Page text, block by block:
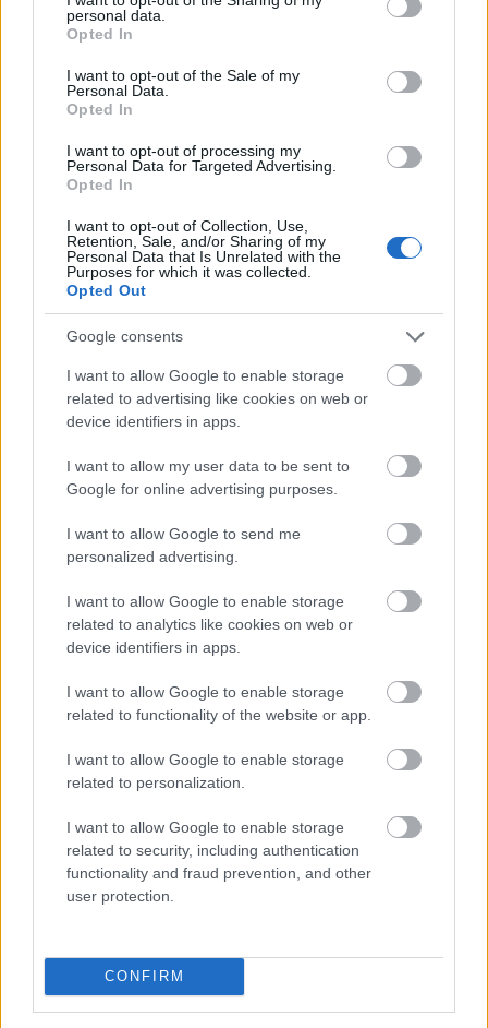
grant or deny consent to Google and its third-party tags to
use your data for below specified purposes in below Google
consent section.
personal data.
Opted In
I want to opt-out of the Sale of my
Personal Data.
Opted In
I want to opt-out of processing my
Personal Data for Targeted Advertising.
Opted In
I want to opt-out of Collection, Use,
Retention, Sale, and/or Sharing of my
Personal Data that Is Unrelated with the
Purposes for which it was collected.
Opted Out
Google consents
I want to allow Google to enable storage
related to advertising like cookies on web or
device identifiers in apps.
I want to allow my user data to be sent to
Google for online advertising purposes.
I want to allow Google to send me
personalized advertising.
I want to allow Google to enable storage
related to analytics like cookies on web or
device identifiers in apps.
I want to allow Google to enable storage
related to functionality of the website or app.
I want to allow Google to enable storage
related to personalization.
I want to allow Google to enable storage
related to security, including authentication
functionality and fraud prevention, and other
user protection.
CONFIRM
Krennic
2023-03-24 18:13:31
Azt hiszem itt fejeztem be a blogod olvasását. Ennél
gagyibb "kritikát" még nem láttam az interneten.
hasonlítgatás nagyon gáz, mintha profi lennél.
evergreen976
2023-01-23 08:22:37
Nem tudom hogy lehettem ennyire figyelmetlen,
ezért bocsánatot kérek hogy csak most köszönöm
meg: Hatalmas köszönetem amiért érdemesnek
találtad ezt a két katyvaszomat megmutatni.
Üdvözlettel: Bérces István (i0301, Trollcat, Cat From
Progress project)
BEJEGYZÉS: Már 11 remix kész a Featherlight rajongói
értelmezések közül
wildcow
2022-10-04 22:58:50
BEJEGYZÉS:40 éve kezdődött az A Broken Frame Tour!
ZeroHero
A dmwiki szerint szegény, megboldogult Andy
vokálozik benne, ezt hangrészletekkel is
alátámasztja. Még egy kis plusz adalék, ami miatt
imádom ezt a számot!
dmlive.wiki/wiki/The_Sun_%26_The_Rainfall
BEJEGYZÉS:The Sun And The Rainfall